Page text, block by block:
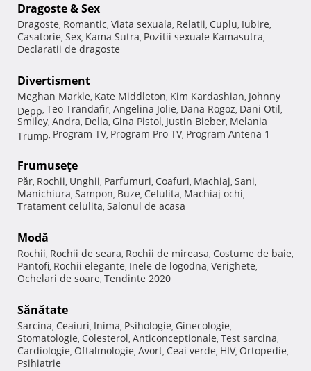
Dragoste & Sex
Dragoste, Romantic, Viata sexuala, Relatii, Cuplu, Iubire,
Casatorie, Sex, Kama Sutra, Pozitii sexuale Kamasutra,
Declaratii de dragoste
Divertisment
Meghan Markle, Kate Middleton, Kim Kardashian, Johnny
Depp, Teo Trandafir, Angelina Jolie, Dana Rogoz, Dani Otil,
Smiley, Andra, Delia, Gina Pistol, Justin Bieber, Melania
Trump, Program TV, Program Pro TV, Program Antena 1
Frumuseţe
Păr, Rochii, Unghii, Parfumuri, Coafuri, Machiaj, Sani,
Manichiura, Sampon, Buze, Celulita, Machiaj ochi,
Tratament celulita, Salonul de acasa
Modă
Rochii, Rochii de seara, Rochii de mireasa, Costume de baie,
Pantofi, Rochii elegante, Inele de logodna, Verighete,
Ochelari de soare, Tendinte 2020
Sănătate
Sarcina, Ceaiuri, Inima, Psihologie, Ginecologie,
Stomatologie, Colesterol, Anticonceptionale, Test sarcina,
Cardiologie, Oftalmologie, Avort, Ceai verde, HIV, Ortopedie,
Psihiatrie